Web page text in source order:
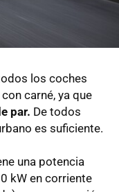
los coches
carné, ya que
par. De todos
es suficiente.
una potencia
kW en corriente